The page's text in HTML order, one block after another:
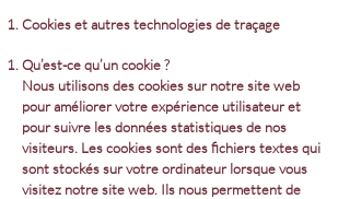
Cookies et autres technologies de traçage
Qu’est-ce qu’un cookie ?
Nous utilisons des cookies sur notre site web
pour améliorer votre expérience utilisateur et
pour suivre les données statistiques de nos
visiteurs. Les cookies sont des fichiers textes qui
sont stockés sur votre ordinateur lorsque vous
visitez notre site web. Ils nous permettent de